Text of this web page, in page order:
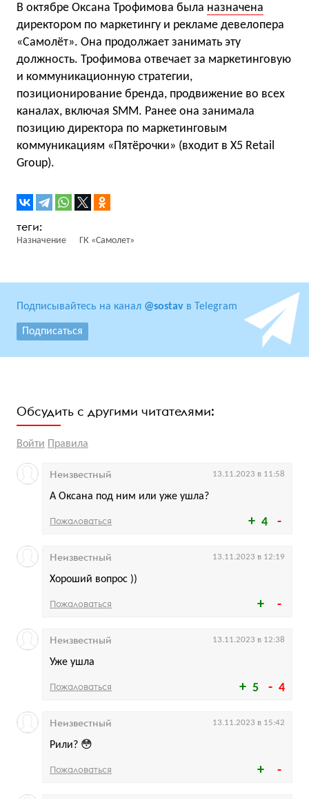
В октябре Оксана Трофимова была назначена
директором по маркетингу и рекламе девелопера
«Самолёт». Она продолжает занимать эту
должность. Трофимова отвечает за маркетинговую
и коммуникационную стратегии,
позиционирование бренда, продвижение во всех
каналах, включая SMM. Ранее она занимала
позицию директора по маркетинговым
коммуникациям «Пятёрочки» (входит в X5 Retail
Group).
Назначение ГК «Самолет»
Подписывайтесь на канал @sostav в Telegram
Подписаться
Обсудить с другими читателями:
Войти Правила
4
А Оксана под ним или уже ушла?
Неизвестный 13.11.2023 в 11:58
Пожаловаться
Хороший вопрос ))
Неизвестный 13.11.2023 в 12:19
Пожаловаться
5 4
Уже ушла
Неизвестный 13.11.2023 в 12:38
Пожаловаться
Рили? 😳
Неизвестный 13.11.2023 в 15:42
Пожаловаться